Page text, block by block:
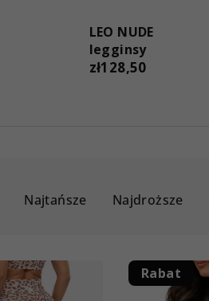
LEO NUDE
legginsy
zł128,50
Najtańsze Najdroższe
Rabat